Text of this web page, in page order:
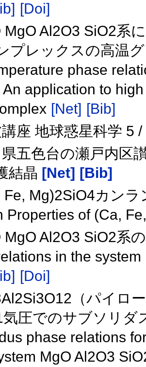
[Doi]
MgO Al2O3 SiO2系
プレックスの高温
phase
An application to
[Net] [Bib]
座 地球惑星科学 5
五色台の瀬戸内区
結晶 [Net] [Bib]
Fe, Mg)2SiO4カン
Properties of (Ca,
MgO Al2O3 SiO2系
in the
[Doi]
（パイロ
気圧でのサブソリダ
phase relations
MgO Al2O3